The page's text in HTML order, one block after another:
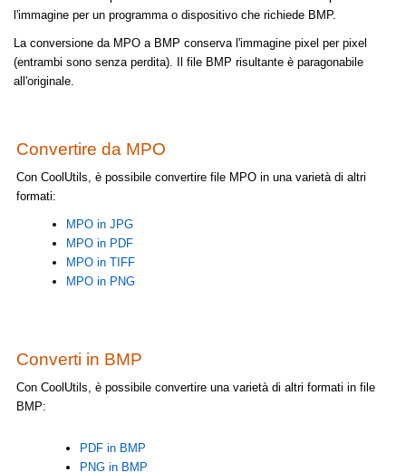
l'immagine per un programma o dispositivo che richiede BMP.
La conversione da MPO a BMP conserva l'immagine pixel per pixel
(entrambi sono senza perdita). Il file BMP risultante è paragonabile
all'originale.
Convertire da MPO
Con CoolUtils, è possibile convertire file MPO in una varietà di altri
formati:
MPO in JPG
MPO in PDF
MPO in TIFF
MPO in PNG
Converti in BMP
Con CoolUtils, è possibile convertire una varietà di altri formati in file
BMP:
PDF in BMP
PNG in BMP